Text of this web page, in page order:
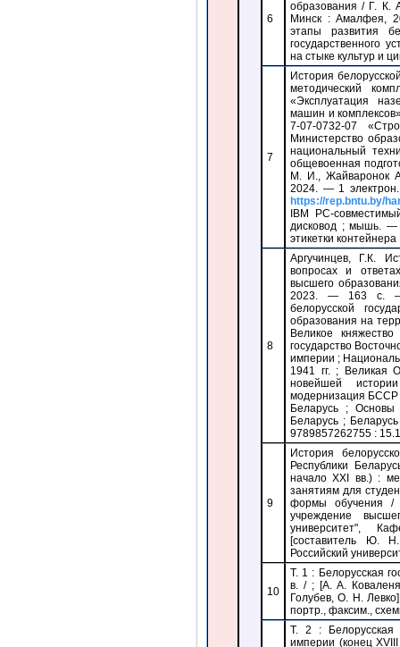
6
образования / Г. К.
Минск : Амалфея,
этапы развития
государственного
на стыке культур и
7
История
методический
«Эксплуатация
машин и
7-07-0732-07
Министерство
национальный
общевоенная
М. И., Жайваронок
2024. — 1
https://rep.bntu.by/
IBM PC-
дисковод ; мышь. —
этикетки контейнера
8
Аргучинцев, Г.К.
вопросах и
высшего
2023. — 163 с. —
белорусской
образования на
Великое
государство
империи ;
1941 гг. ; Великая
новейшей
модернизация БССР
Беларусь ; Основы
Беларусь ;
9789857262755 :
9
История
Республики
начало XXI вв.) :
занятиям для
формы обучения / ;
учреждение
университет",
[составитель Ю.
Российский
10
Т. 1 : Белорусская
в. / ; [А. А.
Голубев, О. Н.
портр., факсим.,
Т. 2 : Белорусская
империи (конец